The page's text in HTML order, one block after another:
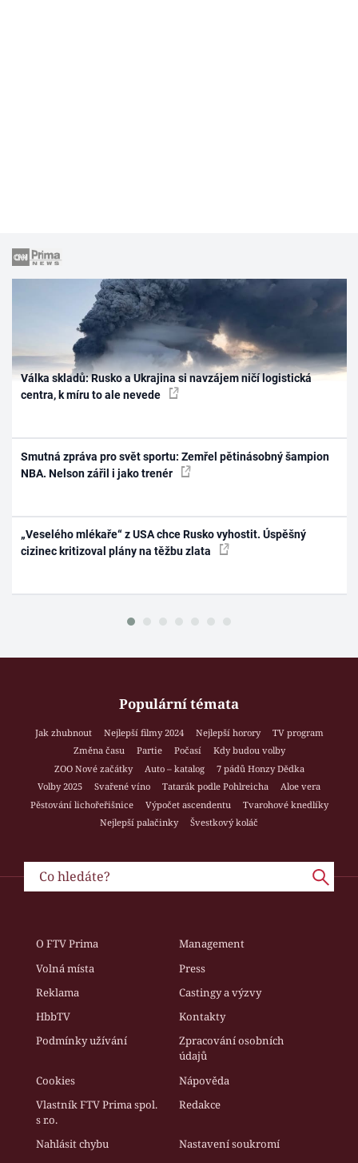
Válka skladů: Rusko a Ukrajina si navzájem ničí logistická
centra, k míru to ale nevede
Smutná zpráva pro svět sportu: Zemřel pětinásobný šampion
NBA. Nelson zářil i jako trenér
„Veselého mlékaře“ z USA chce Rusko vyhostit. Úspěšný
cizinec kritizoval plány na těžbu zlata
Populární témata
Jak zhubnout Nejlepší filmy 2024 Nejlepší horory
TV program
Změna času
Partie Počasí
Kdy budou volby
ZOO Nové začátky
Auto – katalog
7 pádů Honzy Dědka
Volby 2025
Svařené víno Tatarák podle Pohlreicha
Aloe vera
Pěstování lichořeřišnice
Výpočet ascendentu
Tvarohové knedlíky
Nejlepší palačinky
Švestkový koláč
O FTV Prima
Management
Volná místa
Press
Reklama
Castingy a výzvy
HbbTV
Kontakty
Podmínky užívání
Zpracování osobních
údajů
Cookies
Nápověda
Vlastník FTV Prima spol.
s r.o.
Redakce
Nahlásit chybu Nastavení soukromí